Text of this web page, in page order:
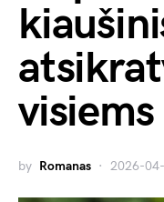
by Romanas 2026-